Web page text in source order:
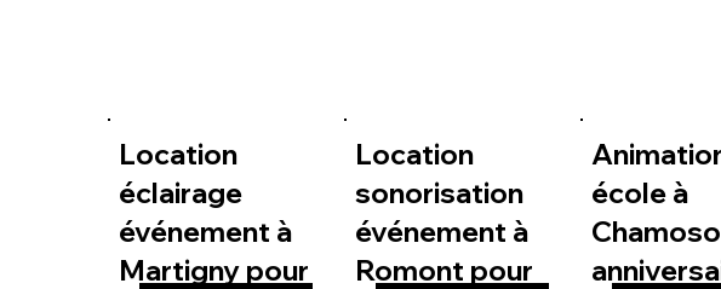
Location
éclairage
événement à
Martigny pour
Location
sonorisation
événement à
Romont pour
école à